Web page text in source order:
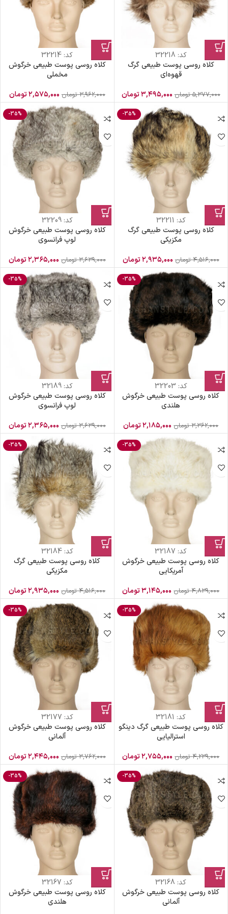
کد: 32218
کلاه روسی پوست طبیعی گرگ
قهوه‌ای
۵,۳۷۷,۰۰۰ تومان ۳,۴۹۵,۰۰۰تومان
کد: 32214
کلاه روسی پوست طبیعی خرگوش
مخملی
۳,۹۶۲,۰۰۰ تومان ۲,۵۷۵,۰۰۰تومان
-35%
کد: 32211
کلاه روسی پوست طبیعی گرگ
مکزیکی
۴,۵۱۶,۰۰۰ تومان ۲,۹۳۵,۰۰۰تومان
-35%
کد:32209
کلاه روسی پوست طبیعی خرگوش
لوپ فرانسوی
۳,۶۳۹,۰۰۰ تومان ۲,۳۶۵,۰۰۰تومان
-35%
کد: 32203
کلاه روسی پوست طبیعی خرگوش
هلندی
۳,۳۶۲,۰۰۰ تومان ۲,۱۸۵,۰۰۰تومان
-35%
کد:32189
کلاه روسی پوست طبیعی خرگوش
لوپ فرانسوی
۳,۶۳۹,۰۰۰ تومان ۲,۳۶۵,۰۰۰تومان
-35%
کد: 32187
کلاه روسی پوست طبیعی خرگوش
آمریکایی
۴,۸۳۹,۰۰۰ تومان ۳,۱۴۵,۰۰۰تومان
-35%
کد:32184
کلاه روسی پوست طبیعی گرگ
مکزیکی
۴,۵۱۶,۰۰۰ تومان ۲,۹۳۵,۰۰۰تومان
-35%
کد: 32181
کلاه روسی پوست طبیعی گرگ دینگو
استرالیایی
۴,۲۳۹,۰۰۰ تومان ۲,۷۵۵,۰۰۰تومان
-35%
کد: 32177
کلاه روسی پوست طبیعی خرگوش
آلمانی
۳,۷۶۲,۰۰۰ تومان ۲,۴۴۵,۰۰۰تومان
-35%
کد: 32168
کلاه روسی پوست طبیعی خرگوش
آلمانی
-35%
کد: 32167
کلاه روسی پوست طبیعی خرگوش
هلندی